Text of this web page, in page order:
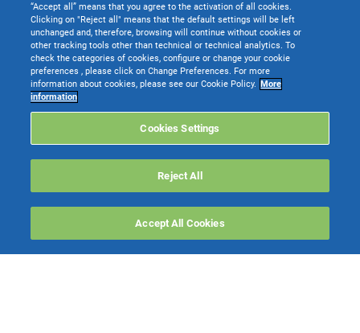
TeamSystem S.p.A. società con socio unico soggetta all’attività di direzione e
coordinamento di TeamSystem Holdco S.p.A. - Cap. Soc. € 24.000.000 I.v. -
C.C.I.A.A. delle Marche - P.I. 01035310414
Websolute
“Accept all” means that you agree to the activation of all cookies.
Clicking on "Reject all" means that the default settings will be left
unchanged and, therefore, browsing will continue without cookies or
other tracking tools other than technical or technical analytics. To
check the categories of cookies, configure or change your cookie
preferences , please click on Change Preferences. For more
information about cookies, please see our Cookie Policy. More
information
Cookies Settings
Reject All
Accept All Cookies